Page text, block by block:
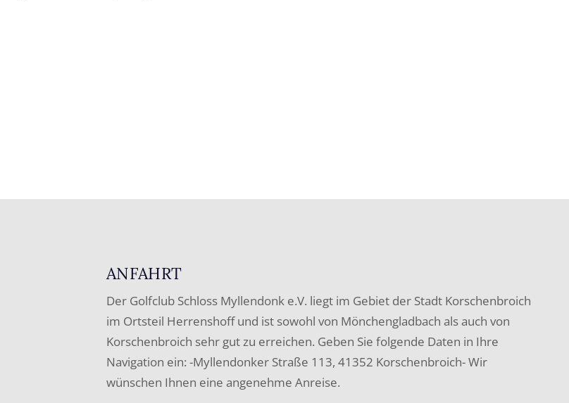
ANFAHRT
Der Golfclub Schloss Myllendonk e.V. liegt im Gebiet der Stadt Korschenbroich
im Ortsteil Herrenshoff und ist sowohl von Mönchengladbach als auch von
Korschenbroich sehr gut zu erreichen. Geben Sie folgende Daten in Ihre
Navigation ein: -Myllendonker Straße 113, 41352 Korschenbroich- Wir
wünschen Ihnen eine angenehme Anreise.